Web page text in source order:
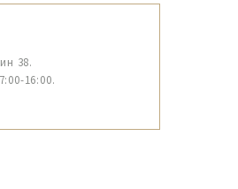
38.
16:00.